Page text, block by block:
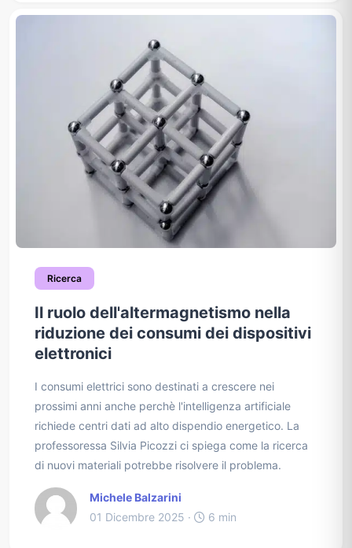
Ricerca
Il ruolo dell'altermagnetismo nella
riduzione dei consumi dei dispositivi
elettronici
I consumi elettrici sono destinati a crescere nei
prossimi anni anche perchè l'intelligenza artificiale
richiede centri dati ad alto dispendio energetico. La
professoressa Silvia Picozzi ci spiega come la ricerca
di nuovi materiali potrebbe risolvere il problema.
Michele Balzarini
01 Dicembre 2025 ·
6 min